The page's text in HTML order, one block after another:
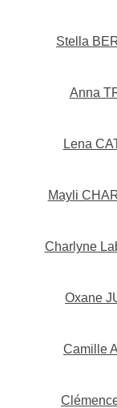
Stella
Anna
Lena
Mayli
Charlyne
Oxane
Camille